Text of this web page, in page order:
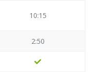
10:15
2:50